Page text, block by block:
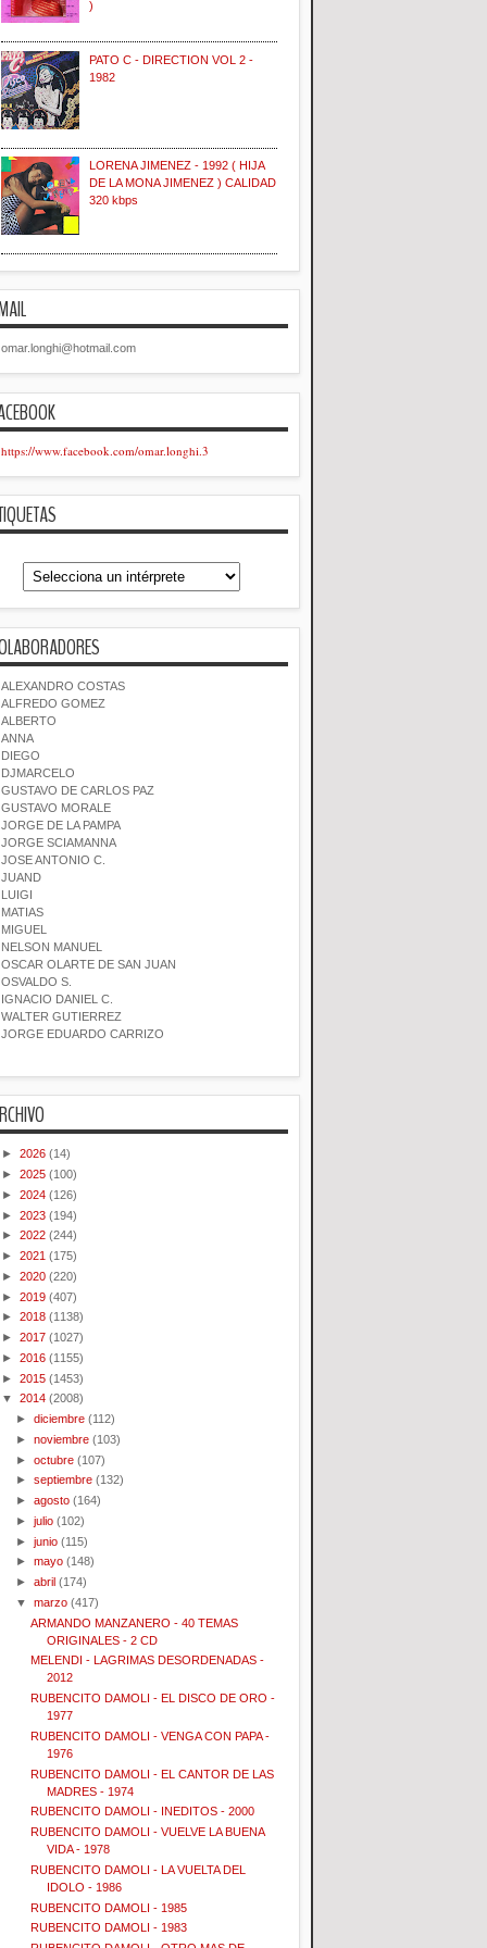
)
PATO C - DIRECTION VOL 2 -
1982
LORENA JIMENEZ - 1992 ( HIJA
DE LA MONA JIMENEZ ) CALIDAD
320 kbps
omar.longhi@hotmail.com
https://www.facebook.com/omar.longhi.3
ALEXANDRO COSTAS
ALFREDO GOMEZ
ALBERTO
ANNA
DIEGO
DJMARCELO
GUSTAVO DE CARLOS PAZ
GUSTAVO MORALE
JORGE DE LA PAMPA
JORGE SCIAMANNA
JOSE ANTONIO C.
JUAND
LUIGI
MATIAS
MIGUEL
NELSON MANUEL
OSCAR OLARTE DE SAN JUAN
OSVALDO S.
IGNACIO DANIEL C.
WALTER GUTIERREZ
JORGE EDUARDO CARRIZO
► 2026 (14)
► 2025 (100)
► 2024 (126)
► 2023 (194)
► 2022 (244)
► 2021 (175)
► 2020 (220)
► 2019 (407)
► 2018 (1138)
► 2017 (1027)
► 2016 (1155)
► 2015 (1453)
▼ 2014 (2008)
►diciembre (112)
►noviembre (103)
►octubre (107)
►septiembre (132)
►agosto (164)
►julio (102)
►junio (115)
►mayo (148)
►abril (174)
▼marzo (417)
ARMANDO MANZANERO - 40 TEMAS
ORIGINALES - 2 CD
MELENDI - LAGRIMAS DESORDENADAS -
2012
RUBENCITO DAMOLI - EL DISCO DE ORO -
1977
RUBENCITO DAMOLI - VENGA CON PAPA -
1976
RUBENCITO DAMOLI - EL CANTOR DE LAS
MADRES - 1974
RUBENCITO DAMOLI - INEDITOS - 2000
RUBENCITO DAMOLI - VUELVE LA BUENA
VIDA - 1978
RUBENCITO DAMOLI - LA VUELTA DEL
IDOLO - 1986
RUBENCITO DAMOLI - 1985
RUBENCITO DAMOLI - 1983